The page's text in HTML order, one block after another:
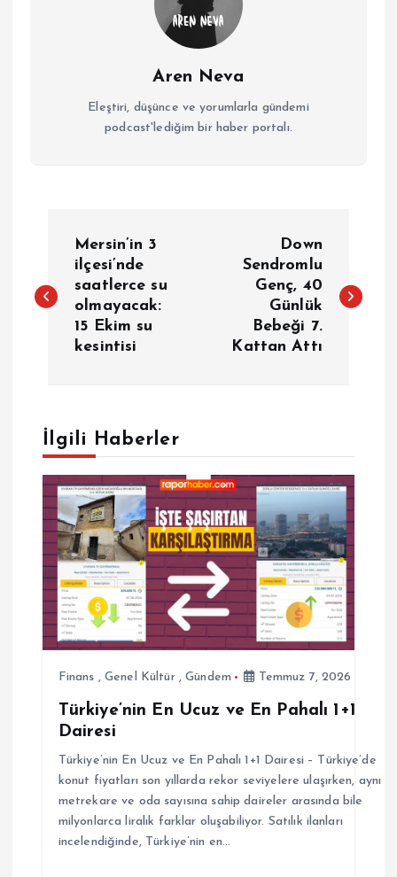
Aren Neva
Eleştiri, düşünce ve yorumlarla gündemi
podcast'lediğim bir haber portalı.
z
e
z
n
m
Mersin’in 3
ilçesi’nde
saatlerce su
olmayacak:
15 Ekim su
kesintisi
Down
Sendromlu
Genç, 40
Günlük
Bebeği 7.
Kattan Attı
İlgili Haberler
Finans ,Genel Kültür,Gündem Temmuz 7, 2026
Türkiye’nin En Ucuz ve En Pahalı 1+1
Dairesi
Türkiye’nin En Ucuz ve En Pahalı 1+1 Dairesi – Türkiye’de
konut fiyatları son yıllarda rekor seviyelere ulaşırken, aynı
metrekare ve oda sayısına sahip daireler arasında bile
milyonlarca liralık farklar oluşabiliyor. Satılık ilanları
incelendiğinde, Türkiye’nin en…